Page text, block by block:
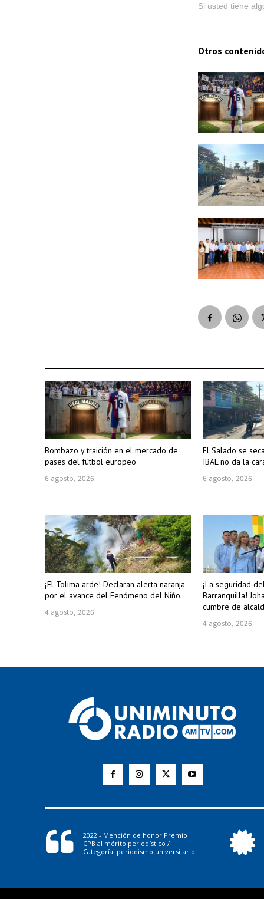
Si usted tiene
Otros
Bombazo y traición en el mercado de
pases del fútbol europeo
6 agosto, 2026
El Salado se
IBAL no da la
6 agosto, 2026
¡El Tolima arde! Declaran alerta naranja
por el avance del Fenómeno del Niño.
4 agosto, 2026
¡La seguridad
Barranquilla!
cumbre de
4 agosto, 2026
2022 - Mención de honor Premio
CPB al mérito periodístico /
Categoría: periodismo universitario